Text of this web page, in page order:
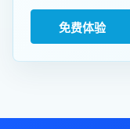
免费体验